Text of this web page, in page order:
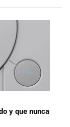
y que nunca